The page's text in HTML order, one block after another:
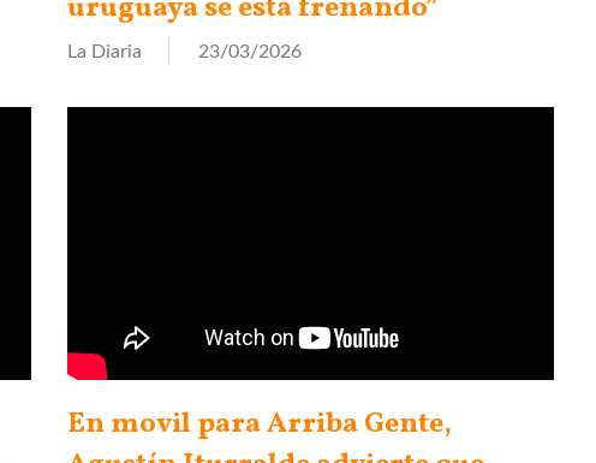
La Diaria 23/03/2026
En movil para Arriba Gente,